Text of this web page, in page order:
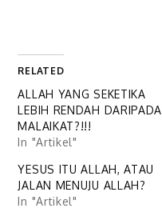
RELATED
ALLAH YANG SEKETIKA
LEBIH RENDAH DARIPADA
MALAIKAT?!!!
In "Artikel"
YESUS ITU ALLAH, ATAU
JALAN MENUJU ALLAH?
In "Artikel"